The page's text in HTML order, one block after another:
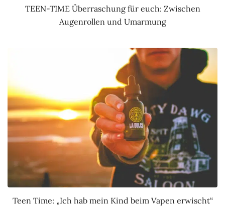
TEEN-TIME Überraschung für euch: Zwischen
Augenrollen und Umarmung
Teen Time: „Ich hab mein Kind beim Vapen erwischt“